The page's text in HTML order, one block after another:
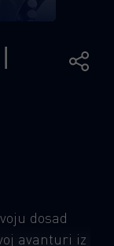
dosad
avanturi iz